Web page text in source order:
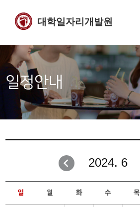
대학일자리개발원
일정안내
2024. 6
일 월 화 수 목